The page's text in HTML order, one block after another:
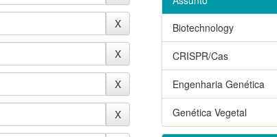
Biotechnology
CRISPR/Cas
Engenharia Genética
Genética Vegetal